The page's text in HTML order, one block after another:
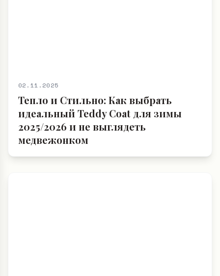
02.11.2025
Тепло и Стильно: Как выбрать
идеальный Teddy Coat для зимы
2025/2026 и не выглядеть
медвежонком